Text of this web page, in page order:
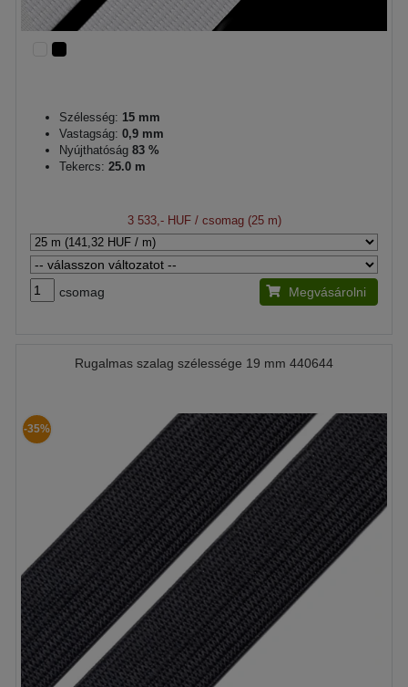
Szélesség: 15 mm
Vastagság: 0,9 mm
Nyújthatóság 83 %
Tekercs: 25.0 m
3 533,- HUF/ csomag (25 m)
csomag Megvásárolni
Rugalmas szalag szélessége 19 mm 440644
-35%